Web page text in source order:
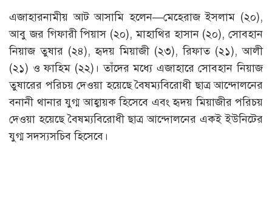
এজাহারনামীয় আট আসামি হলেন—মেহেরাজ ইসলাম (২০),
আবু জর গিফারী পিয়াস (২০), মাহাথির হাসান (২০), সোবহান
নিয়াজ তুষার (২৪), হৃদয় মিয়াজী (২৩), রিফাত (২১), আলী
(২১) ও ফাহিম (২২)। তাঁদের মধ্যে এজাহারে সোবহান নিয়াজ
তুষারের পরিচয় দেওয়া হয়েছে বৈষম্যবিরোধী ছাত্র আন্দোলনের
বনানী থানার যুগ্ম আহ্বায়ক হিসেবে এবং হৃদয় মিয়াজীর পরিচয়
দেওয়া হয়েছে বৈষম্যবিরোধী ছাত্র আন্দোলনের একই ইউনিটের
যুগ্ম সদস্যসচিব হিসেবে।